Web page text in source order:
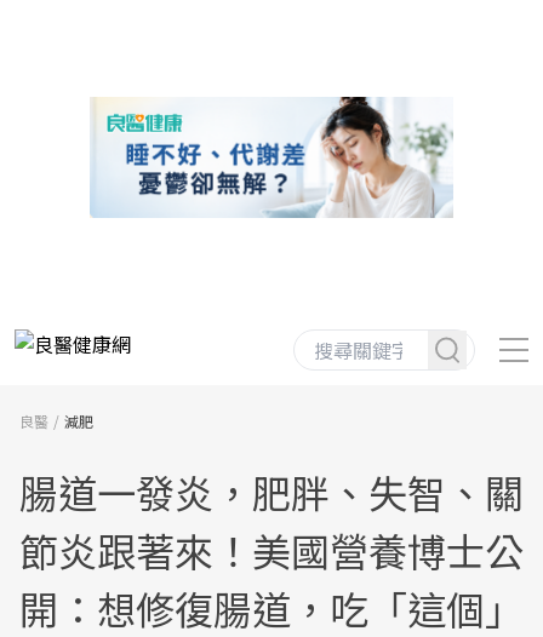
良醫 減肥
腸道一發炎，肥胖、失智、關
節炎跟著來！美國營養博士公
開：想修復腸道，吃「這個」